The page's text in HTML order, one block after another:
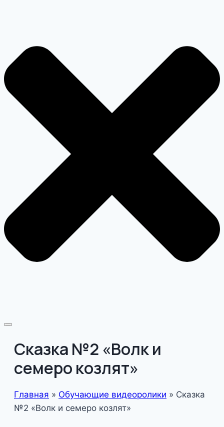
Сказка №2 «Волк и
семеро козлят»
Главная » Обучающие видеоролики » Сказка
№2 «Волк и семеро козлят»